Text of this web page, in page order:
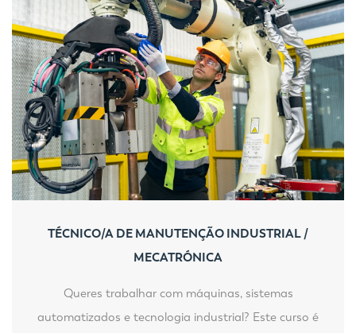
TÉCNICO/A DE MANUTENÇÃO INDUSTRIAL /
MECATRÓNICA
Queres trabalhar com máquinas, sistemas
automatizados e tecnologia industrial? Este curso é